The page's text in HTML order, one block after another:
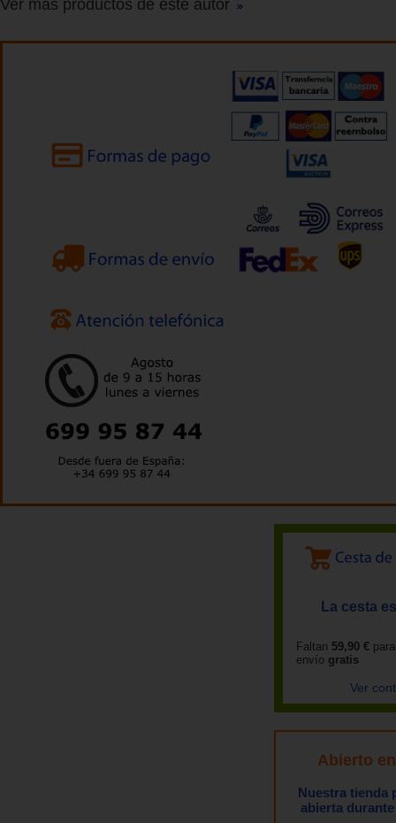
Ver más productos de este autor
La cesta
Faltan 59,90 €
envío gratis
Ver
Abierto
Nuestra tienda
abierta